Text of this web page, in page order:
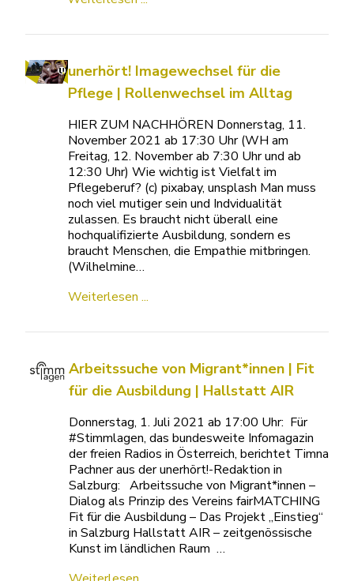
unerhört! Imagewechsel für die
Pflege | Rollenwechsel im Alltag
HIER ZUM NACHHÖREN Donnerstag, 11.
November 2021 ab 17:30 Uhr (WH am
Freitag, 12. November ab 7:30 Uhr und ab
12:30 Uhr) Wie wichtig ist Vielfalt im
Pflegeberuf? (c) pixabay, unsplash Man muss
noch viel mutiger sein und Indvidualität
zulassen. Es braucht nicht überall eine
hochqualifizierte Ausbildung, sondern es
braucht Menschen, die Empathie mitbringen.
(Wilhelmine…
Weiterlesen ...
Arbeitssuche von Migrant*innen | Fit
für die Ausbildung | Hallstatt AIR
Donnerstag, 1. Juli 2021 ab 17:00 Uhr: Für
#Stimmlagen, das bundesweite Infomagazin
der freien Radios in Österreich, berichtet Timna
Pachner aus der unerhört!-Redaktion in
Salzburg: Arbeitssuche von Migrant*innen –
Dialog als Prinzip des Vereins fairMATCHING
Fit für die Ausbildung – Das Projekt „Einstieg“
in Salzburg Hallstatt AIR – zeitgenössische
Kunst im ländlichen Raum …